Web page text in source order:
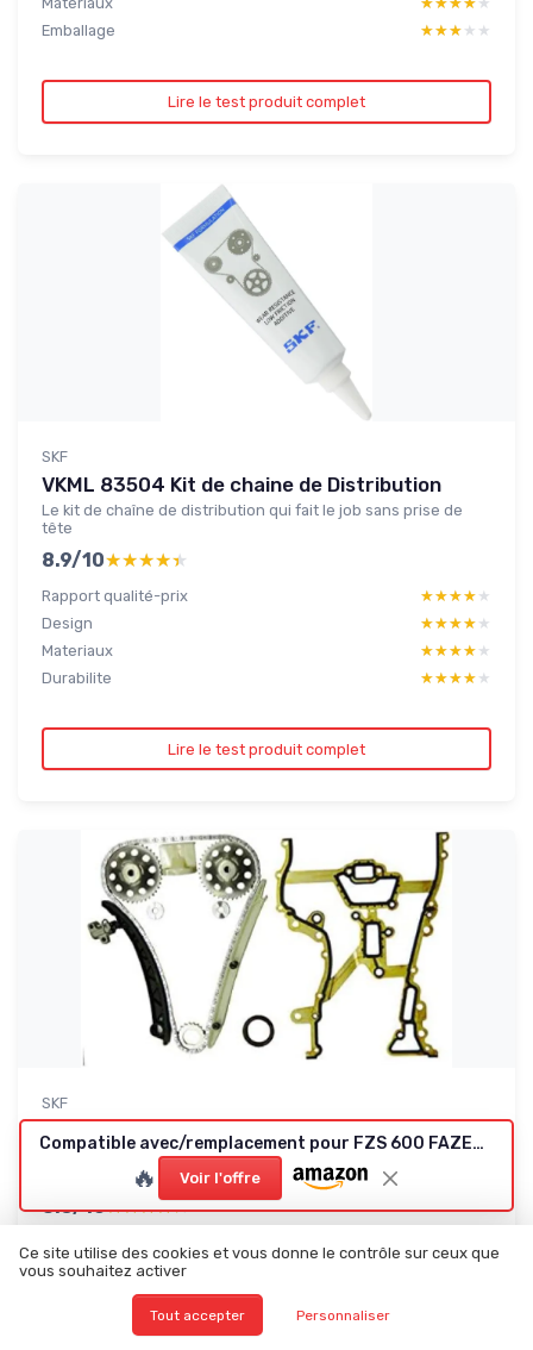
Emballage
★★★★★
★★★★★
Lire le test produit complet
SKF
VKML 83504 Kit de chaine de Distribution
Le kit de chaîne de distribution qui fait le job sans prise de
tête
8.9/10★★★★★
★★★★★
Rapport qualité-prix ★★★★★
★★★★★
Design
★★★★★
★★★★★
Materiaux
★★★★★
★★★★★
Durabilite
★★★★★
★★★★★
Lire le test produit complet
SKF
VKML 85000 Kit de Chaine Distribution Unique
Le kit de chaîne qui fait le job sur Corsa C (si on tombe sur une
boîte complète...
8.5/10★★★★★
★★★★★
Design
Compatible avec/remplacement pour FZS 600 FAZER - 98/99 - KIT EMBRAYAGE COMPLET
🔥 Voir l'offre
Ce site utilise des cookies et vous donne le contrôle sur ceux que
vous souhaitez activer
Tout accepter Personnaliser